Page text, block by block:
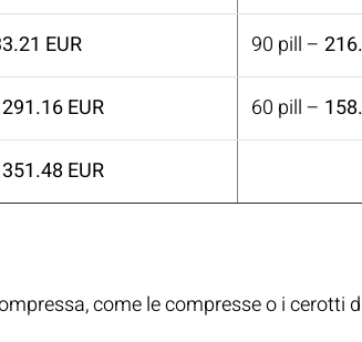
EUR 90 pill –
291.16 EUR 60 pill –
351.48 EUR
come le compresse o i cerotti